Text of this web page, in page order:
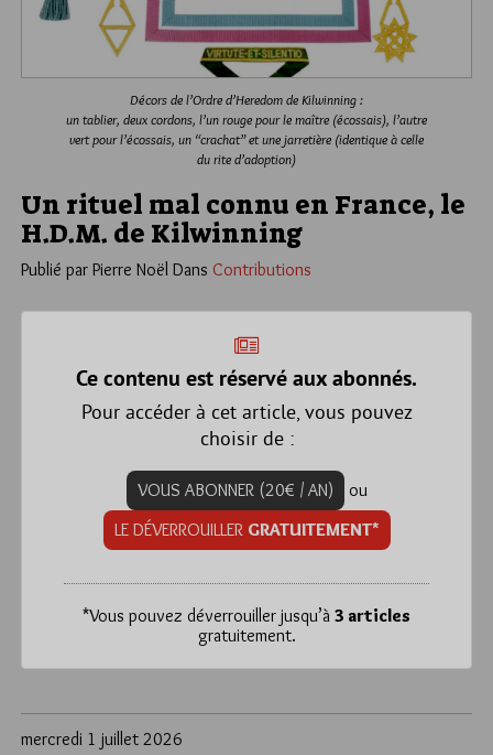
Décors de l’Ordre d’Heredom de Kilwinning :
un tablier, deux cordons, l’un rouge pour le maître (écossais), l’autre
vert pour l’écossais, un “crachat” et une jarretière (identique à celle
du rite d’adoption)
Un rituel mal connu en France, le
H.D.M. de Kilwinning
Publié par Pierre Noël Dans Contributions
Ce contenu est réservé aux abonnés.
Pour accéder à cet article, vous pouvez
choisir de :
VOUS ABONNER (20€ / AN)
ou
LE DÉVERROUILLER GRATUITEMENT*
*Vous pouvez déverrouiller jusqu’à 3 articles
gratuitement.
mercredi 1 juillet 2026